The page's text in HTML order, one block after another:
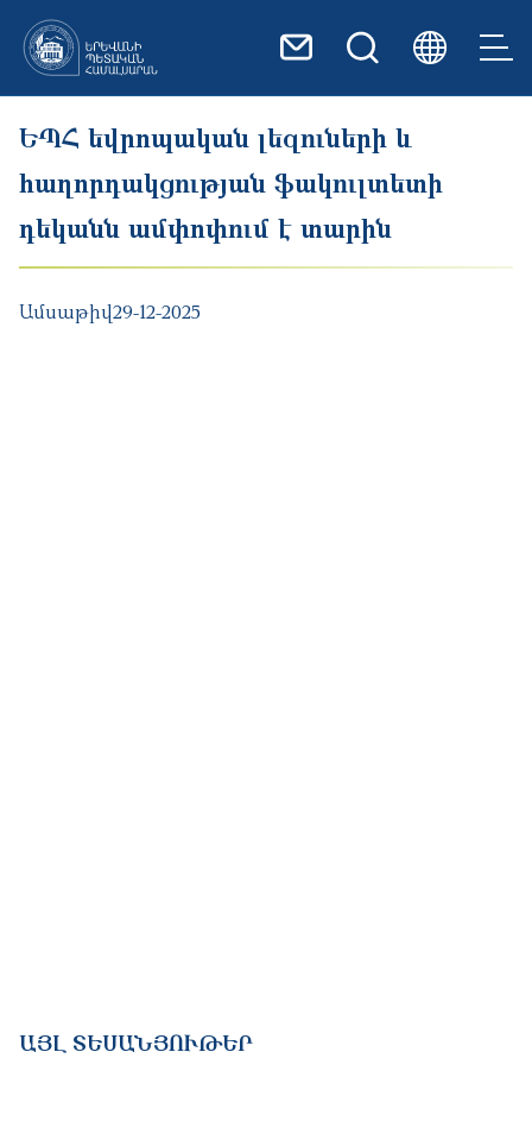
ԵՊՀ եվրոպական լեզուների և
հաղորդակցության ֆակուլտետի
դեկանն ամփոփում է տարին
Ամսաթիվ29-12-2025
ԱՅԼ ՏԵՍԱՆՅՈՒԹԵՐ